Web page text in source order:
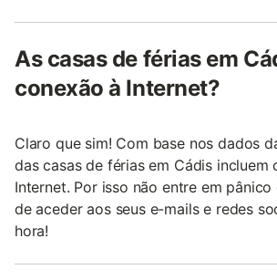
As casas de férias em
conexão à Internet?
Claro que sim! Com base nos dados
das casas de férias em Cádis incluem
Internet. Por isso não entre em pânico
de aceder aos seus e-mails e redes
hora!